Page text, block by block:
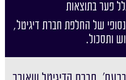
פער בתוצאות
של החלפת חברת דיגיטל,
ותסכול.